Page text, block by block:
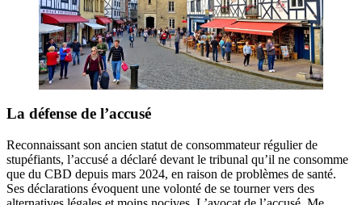
La défense de l’accusé
Reconnaissant son ancien statut de consommateur régulier de
stupéfiants, l’accusé a déclaré devant le tribunal qu’il ne consomme
que du CBD depuis mars 2024, en raison de problèmes de santé.
Ses déclarations évoquent une volonté de se tourner vers des